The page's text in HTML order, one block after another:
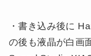
・書き込み後に
の後も液晶が白画